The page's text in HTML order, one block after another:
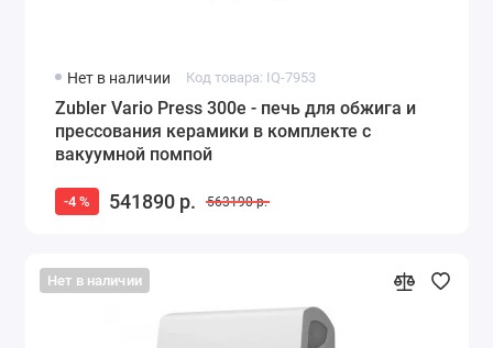
Нет в наличии Код товара: IQ-7953
Zubler Vario Press 300e - печь для обжига и
прессования керамики в комплекте с
вакуумной помпой
-4 % 541890 р. 563190 р.
Нет в наличии